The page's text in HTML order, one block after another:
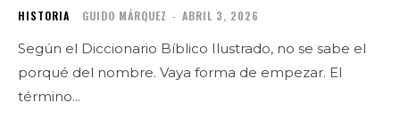
HISTORIA GUIDO MÁRQUEZ - ABRIL 3, 2026
Según el Diccionario Bíblico Ilustrado, no se sabe el
porqué del nombre. Vaya forma de empezar. El
término...